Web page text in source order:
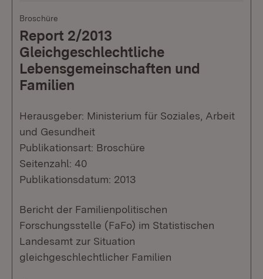
Broschüre
Report 2/2013
Gleichgeschlechtliche
Lebensgemeinschaften und
Familien
Herausgeber: Ministerium für Soziales, Arbeit
und Gesundheit
Publikationsart: Broschüre
Seitenzahl: 40
Publikationsdatum: 2013
Bericht der Familienpolitischen
Forschungsstelle (FaFo) im Statistischen
Landesamt zur Situation
gleichgeschlechtlicher Familien